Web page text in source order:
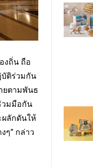
งถิ่น ถือ
บัติร่วมกัน
ยตามพันธ
วมมือกัน
ผลักดันให้
ๆ” กล่าว